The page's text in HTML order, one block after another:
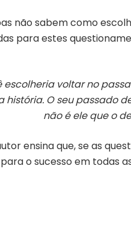
não sabem como
para estes
voltar no
O seu passado
não é ele que o
ensina que, se as
o sucesso em todas